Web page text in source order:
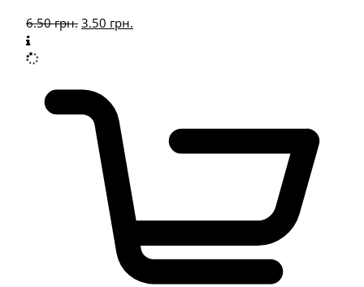
6.50грн. 3.50 грн.